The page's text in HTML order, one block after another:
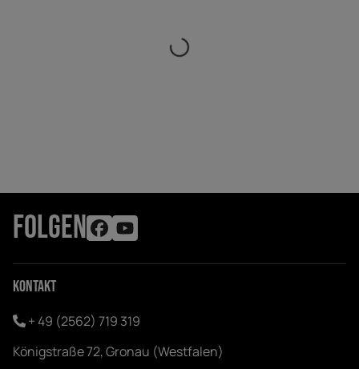
FOLGEN
Kontakt
+ 49 (2562) 719 319
Königstraße 72, Gronau (Westfalen)